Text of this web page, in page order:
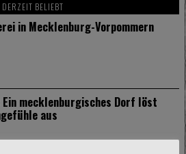
DERZEIT BELIEBT
in Mecklenburg-Vorpommern
mecklenburgisches Dorf löst
aus